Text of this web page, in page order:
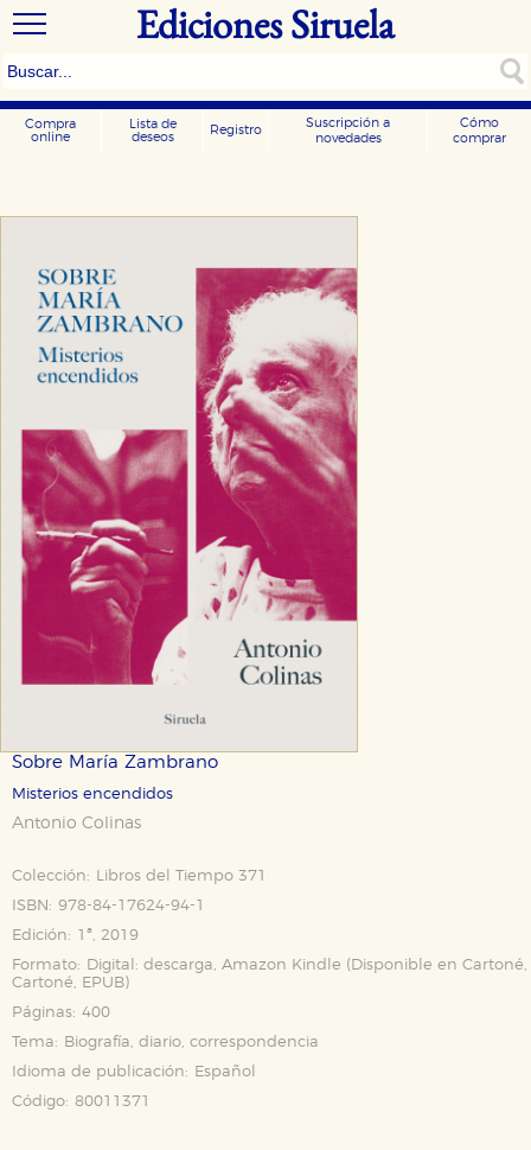
Ediciones Siruela
Compra
online
Lista de
deseos
Registro
Suscripción a
novedades
Cómo
comprar
Sobre María Zambrano
Misterios encendidos
Antonio Colinas
Colección:
Libros del Tiempo 371
ISBN: 978-84-17624-94-1
Edición: 1ª, 2019
Formato:
Digital: descarga, Amazon Kindle (Disponible en Cartoné,
Cartoné, EPUB)
Páginas: 400
Tema:
Biografía, diario, correspondencia
Idioma de publicación:
Español
Código: 80011371